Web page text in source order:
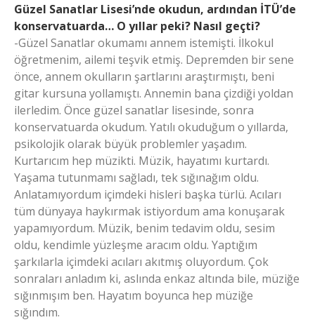
Güzel Sanatlar Lisesi’nde okudun, ardından İTÜ’de
konservatuarda… O yıllar peki? Nasıl geçti?
-Güzel Sanatlar okumamı annem istemişti. İlkokul
öğretmenim, ailemi teşvik etmiş. Depremden bir sene
önce, annem okulların şartlarını araştırmıştı, beni
gitar kursuna yollamıştı. Annemin bana çizdiği yoldan
ilerledim. Önce güzel sanatlar lisesinde, sonra
konservatuarda okudum. Yatılı okuduğum o yıllarda,
psikolojik olarak büyük problemler yaşadım.
Kurtarıcım hep müzikti. Müzik, hayatımı kurtardı.
Yaşama tutunmamı sağladı, tek sığınağım oldu.
Anlatamıyordum içimdeki hisleri başka türlü. Acıları
tüm dünyaya haykırmak istiyordum ama konuşarak
yapamıyordum. Müzik, benim tedavim oldu, sesim
oldu, kendimle yüzleşme aracım oldu. Yaptığım
şarkılarla içimdeki acıları akıtmış oluyordum. Çok
sonraları anladım ki, aslında enkaz altında bile, müziğe
sığınmışım ben. Hayatım boyunca hep müziğe
sığındım.